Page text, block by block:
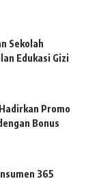
Sekolah
Edukasi Gizi
Promo
Bonus
365